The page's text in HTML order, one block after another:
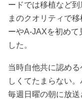
ードでは移植など
まのクオリティで
ーやA-JAXを初めて
した。
当時自他共に認め
しくてたまらない
毎週日曜の朝に放送